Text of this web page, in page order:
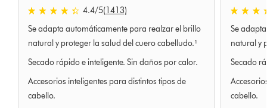
4.4
estrellas
de
de
1413
Ratings
4.4/5(1413)
Se adapta automáticamente para realzar el brillo
natural y proteger la salud del cuero cabelludo.¹
Secado rápido e inteligente. Sin daños por calor.
Accesorios inteligentes para distintos tipos de
cabello.
4.4
estrellas
de
de
1413
Ratings
Se
natural y
Secado
cabello.